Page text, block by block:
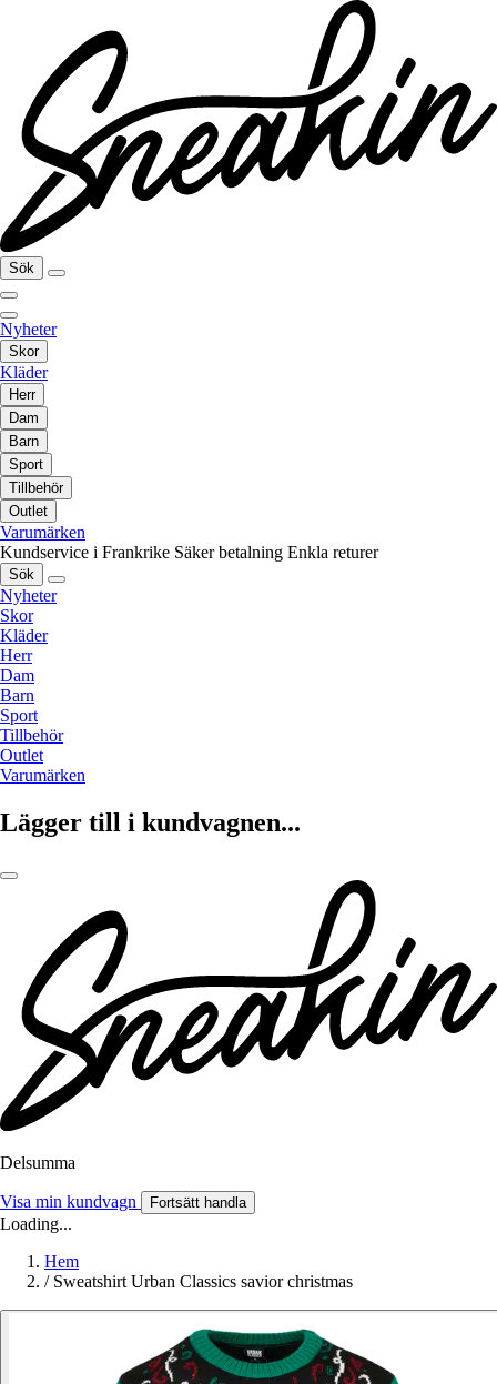
Sök
Nyheter
Skor
Kläder
Herr
Dam
Barn
Sport
Tillbehör
Outlet
Varumärken
Kundservice i Frankrike Säker betalning Enkla returer
Sök
Nyheter
Skor
Kläder
Herr
Dam
Barn
Sport
Tillbehör
Outlet
Varumärken
Lägger till i kundvagnen...
Delsumma
Visa min kundvagn Fortsätt handla
Loading...
Hem
/ Sweatshirt Urban Classics savior christmas